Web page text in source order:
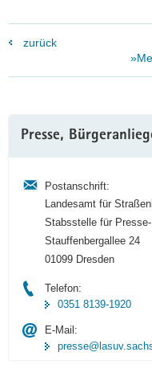
zurück
Information
Presse,
Postanschrift:
Landesamt für
Stabsstelle für
Stauffenbergallee 24
01099 Dresden
Telefon:
0351 8139-1920
E-Mail: